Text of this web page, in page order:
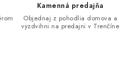
Kamenná predajňa
Objednaj z pohodlia domova a
vyzdvihni na predajni v Trenčíne